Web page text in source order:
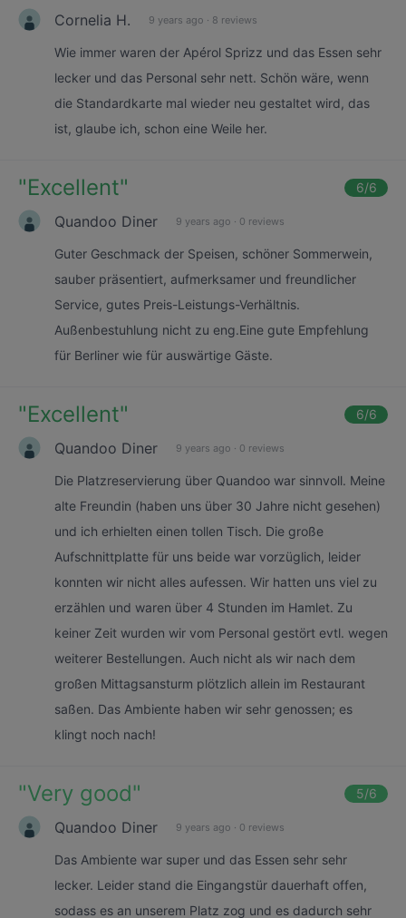
Cornelia H. 9 years ago · 8 reviews
Wie immer waren der Apérol Sprizz und das Essen sehr
lecker und das Personal sehr nett. Schön wäre, wenn
die Standardkarte mal wieder neu gestaltet wird, das
ist, glaube ich, schon eine Weile her.
"Excellent" 6/6
Quandoo Diner 9 years ago · 0 reviews
Guter Geschmack der Speisen, schöner Sommerwein,
sauber präsentiert, aufmerksamer und freundlicher
Service, gutes Preis-Leistungs-Verhältnis.
Außenbestuhlung nicht zu eng.Eine gute Empfehlung
für Berliner wie für auswärtige Gäste.
"Excellent" 6/6
Quandoo Diner 9 years ago · 0 reviews
Die Platzreservierung über Quandoo war sinnvoll. Meine
alte Freundin (haben uns über 30 Jahre nicht gesehen)
und ich erhielten einen tollen Tisch. Die große
Aufschnittplatte für uns beide war vorzüglich, leider
konnten wir nicht alles aufessen. Wir hatten uns viel zu
erzählen und waren über 4 Stunden im Hamlet. Zu
keiner Zeit wurden wir vom Personal gestört evtl. wegen
weiterer Bestellungen. Auch nicht als wir nach dem
großen Mittagsansturm plötzlich allein im Restaurant
saßen. Das Ambiente haben wir sehr genossen; es
klingt noch nach!
"Very good" 5/6
Quandoo Diner 9 years ago · 0 reviews
Das Ambiente war super und das Essen sehr sehr
lecker. Leider stand die Eingangstür dauerhaft offen,
sodass es an unserem Platz zog und es dadurch sehr